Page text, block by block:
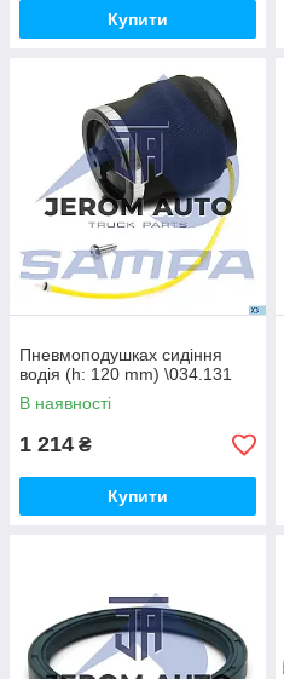
Купити
Пневмоподушках сидіння
водія (h: 120 mm) \034.131
В наявності
1 214 ₴
Купити